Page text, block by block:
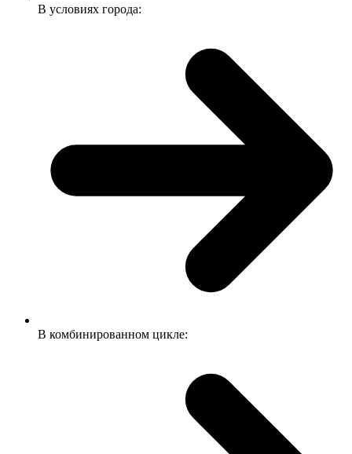
В условиях города:
В комбинированном цикле: